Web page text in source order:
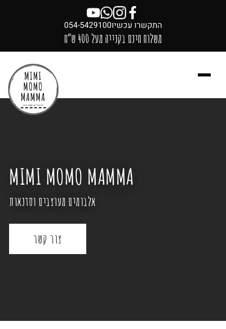
משלוח חינם בקנייה מעל 400 ש״ח
התקשרו עכשיו054-5429100
MIMI MOMO MAMMA
אלבומים מעוצבים וסדנאות
צור קשר